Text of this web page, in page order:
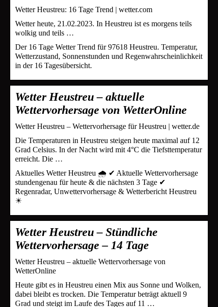
Wetter Heustreu: 16 Tage Trend | wetter.com
Wetter heute, 21.02.2023. In Heustreu ist es morgens teils
wolkig und teils …
Der 16 Tage Wetter Trend für 97618 Heustreu. Temperatur,
Wetterzustand, Sonnenstunden und Regenwahrscheinlichkeit
in der 16 Tagesübersicht.
Wetter Heustreu – aktuelle
Wettervorhersage von WetterOnline
Wetter Heustreu – Wettervorhersage für Heustreu | wetter.de
Die Temperaturen in Heustreu steigen heute maximal auf 12
Grad Celsius. In der Nacht wird mit 4°C die Tiefsttemperatur
erreicht. Die …
Aktuelles Wetter Heustreu 🌧️ ✔ Aktuelle Wettervorhersage
stundengenau für heute & die nächsten 3 Tage ✔
Regenradar, Unwettervorhersage & Wetterbericht Heustreu
☀
Wetter Heustreu – Stündliche
Wettervorhersage – 14 Tage
Wetter Heustreu – aktuelle Wettervorhersage von
WetterOnline
Heute gibt es in Heustreu einen Mix aus Sonne und Wolken,
dabei bleibt es trocken. Die Temperatur beträgt aktuell 9
Grad und steigt im Laufe des Tages auf 11 …